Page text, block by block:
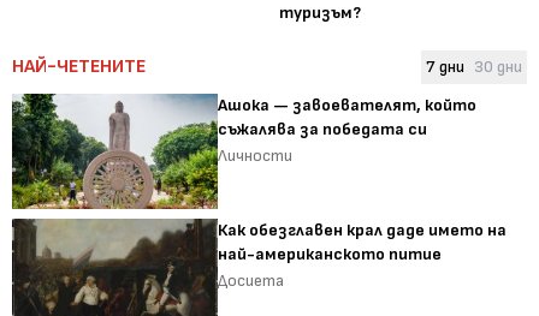
туризъм?
НАЙ-ЧЕТЕНИТЕ 7 дни 30 дни
Ашока — завоевателят, който
съжалява за победата си
Личности
Как обезглавен крал даде името на
най-американското питие
Досиета